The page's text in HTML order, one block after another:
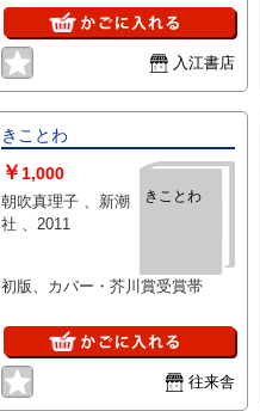
入江書店
きことわ
きことわ
￥ 1,000
朝吹真理子 、新潮
社 、2011
初版、カバー・芥川賞受賞帯
往来舎